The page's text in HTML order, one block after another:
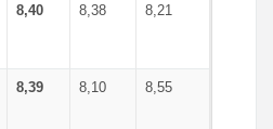
8,40 8,38 8,21
8,39 8,10 8,55